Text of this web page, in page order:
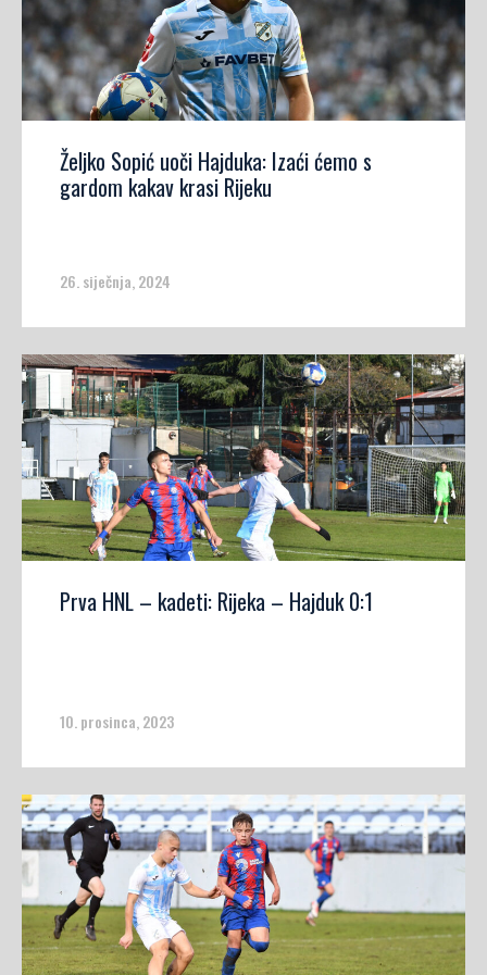
Željko Sopić uoči Hajduka: Izaći ćemo s
gardom kakav krasi Rijeku
26. siječnja, 2024
Prva HNL – kadeti: Rijeka – Hajduk 0:1
10. prosinca, 2023